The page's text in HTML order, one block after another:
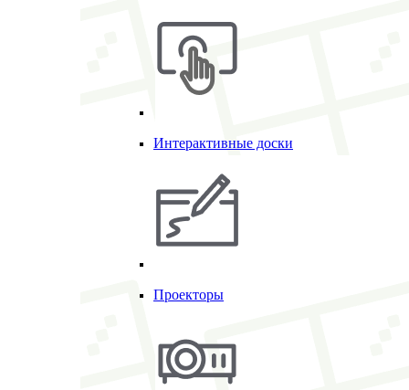
Интерактивные доски
Проекторы